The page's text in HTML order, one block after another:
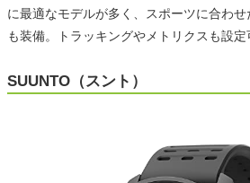
に最適なモデルが多く、スポーツに合わ
も装備。トラッキングやメトリクスも設定
SUUNTO（スント）